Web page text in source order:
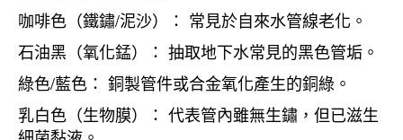
咖啡色（鐵鏽/泥沙）： 常見於自來水管線老化。
石油黑（氧化錳）： 抽取地下水常見的黑色管垢。
綠色/藍色： 銅製管件或合金氧化產生的銅綠。
乳白色（生物膜）： 代表管內雖無生鏽，但已滋生